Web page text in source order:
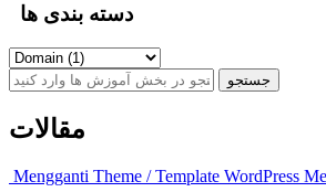
دسته بندی ها
مقالات
Mengganti Theme / Template WordPress